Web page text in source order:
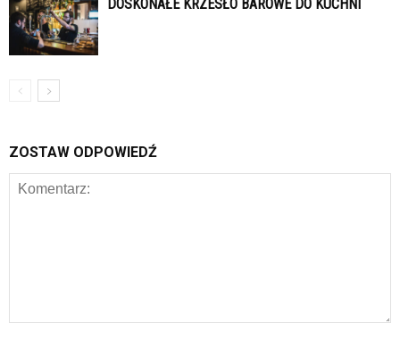
DOSKONAŁE KRZESŁO BAROWE DO KUCHNI
ZOSTAW ODPOWIEDŹ